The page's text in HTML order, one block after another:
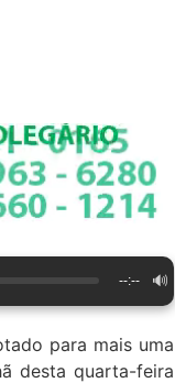
--:-- 🔊
para mais uma
desta quarta-feira